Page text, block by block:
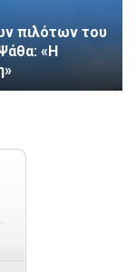
πιλότων του
«Η